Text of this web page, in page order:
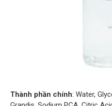
Thành phần chính: Water,